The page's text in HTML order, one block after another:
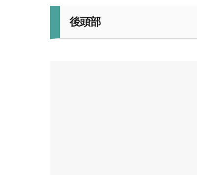
後頭部